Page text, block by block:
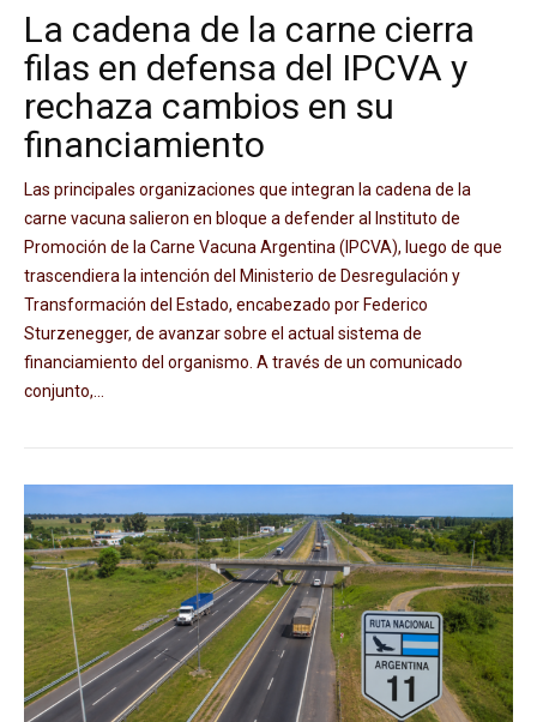
La cadena de la carne cierra
filas en defensa del IPCVA y
rechaza cambios en su
financiamiento
Las principales organizaciones que integran la cadena de la
carne vacuna salieron en bloque a defender al Instituto de
Promoción de la Carne Vacuna Argentina (IPCVA), luego de que
trascendiera la intención del Ministerio de Desregulación y
Transformación del Estado, encabezado por Federico
Sturzenegger, de avanzar sobre el actual sistema de
financiamiento del organismo. A través de un comunicado
conjunto,...